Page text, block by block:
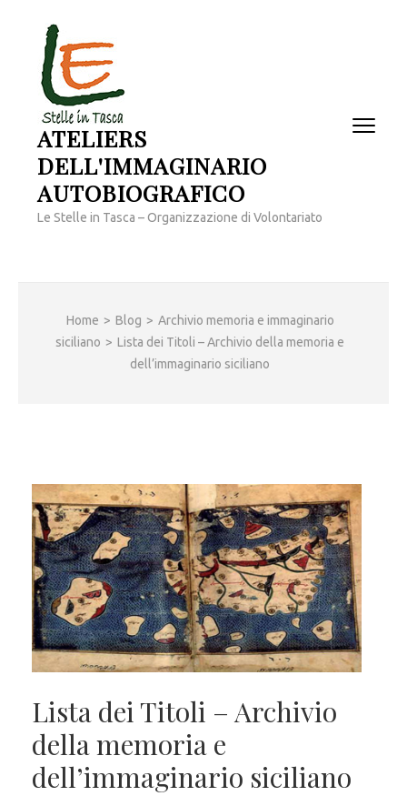
contenuto
(premi
invio)
ATELIERS
DELL'IMMAGINARIO
AUTOBIOGRAFICO
Le Stelle in Tasca – Organizzazione di Volontariato
Home > Blog > Archivio memoria e immaginario
siciliano > Lista dei Titoli – Archivio della memoria e
dell’immaginario siciliano
Lista dei Titoli – Archivio
della memoria e
dell’immaginario siciliano